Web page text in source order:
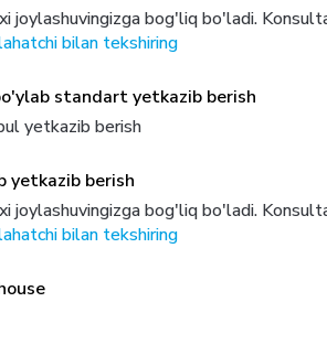
joylashuvingizga bog'liq bo'ladi.
bilan tekshiring
standart yetkazib berish
yetkazib berish
yetkazib berish
joylashuvingizga bog'liq bo'ladi.
bilan tekshiring